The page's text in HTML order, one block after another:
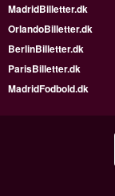
MadridBilletter.dk
OrlandoBilletter.dk
BerlinBilletter.dk
ParisBilletter.dk
MadridFodbold.dk